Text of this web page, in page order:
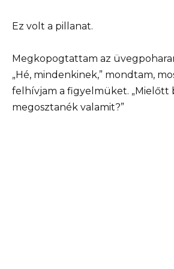
Ez volt a pillanat.
Megkopogtattam az
„Hé, mindenkinek,” mondtam,
felhívjam a figyelmüket. „Mielőtt
megosztanék valamit?”